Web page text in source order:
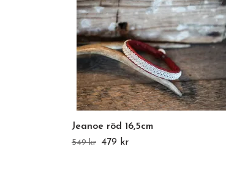
Jeanoe röd 16,5cm
549 kr 479 kr